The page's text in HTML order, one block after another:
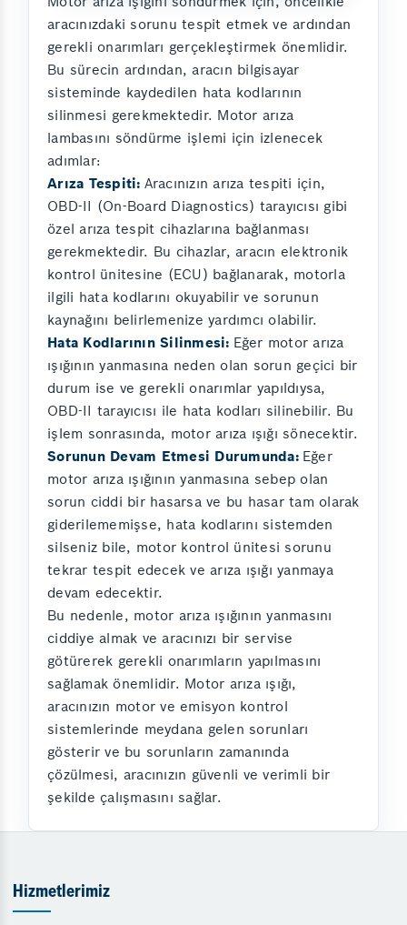
aracınızdaki sorunu tespit etmek ve ardından
gerekli onarımları gerçekleştirmek önemlidir.
Bu sürecin ardından, aracın bilgisayar
sisteminde kaydedilen hata kodlarının
silinmesi gerekmektedir. Motor arıza
lambasını söndürme işlemi için izlenecek
adımlar:
Arıza Tespiti: Aracınızın arıza tespiti için,
OBD-II (On-Board Diagnostics) tarayıcısı gibi
özel arıza tespit cihazlarına bağlanması
gerekmektedir. Bu cihazlar, aracın elektronik
kontrol ünitesine (ECU) bağlanarak, motorla
ilgili hata kodlarını okuyabilir ve sorunun
kaynağını belirlemenize yardımcı olabilir.
Hata Kodlarının Silinmesi: Eğer motor arıza
ışığının yanmasına neden olan sorun geçici bir
durum ise ve gerekli onarımlar yapıldıysa,
OBD-II tarayıcısı ile hata kodları silinebilir. Bu
işlem sonrasında, motor arıza ışığı sönecektir.
Sorunun Devam Etmesi Durumunda: Eğer
motor arıza ışığının yanmasına sebep olan
sorun ciddi bir hasarsa ve bu hasar tam olarak
giderilememişse, hata kodlarını sistemden
silseniz bile, motor kontrol ünitesi sorunu
tekrar tespit edecek ve arıza ışığı yanmaya
devam edecektir.
Bu nedenle, motor arıza ışığının yanmasını
ciddiye almak ve aracınızı bir servise
götürerek gerekli onarımların yapılmasını
sağlamak önemlidir. Motor arıza ışığı,
aracınızın motor ve emisyon kontrol
sistemlerinde meydana gelen sorunları
gösterir ve bu sorunların zamanında
çözülmesi, aracınızın güvenli ve verimli bir
şekilde çalışmasını sağlar.
Hizmetlerimiz